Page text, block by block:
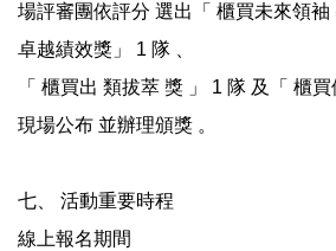
場評審團依評分 選出「 櫃買未來領袖
卓越績效獎」 1 隊 、
「 櫃買出 類拔萃 獎 」 1 隊 及「 櫃買
現場公布 並辦理頒獎 。
七、 活動重要時程
線上報名期間